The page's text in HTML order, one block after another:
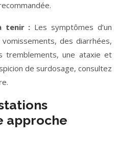
tenir : Les symptômes d’un
des diarrhées,
tremblements, une ataxie et
de surdosage, consultez
approche